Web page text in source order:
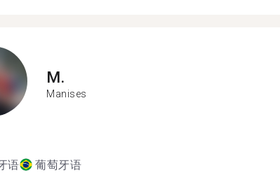
M.
Manises
语 葡萄牙语